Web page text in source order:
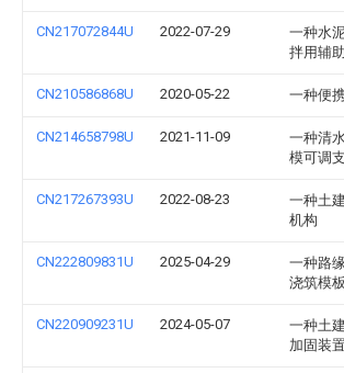
CN217072844U 2022-07-29
一种水
拌用辅
CN210586868U 2020-05-22 一种便
CN214658798U 2021-11-09
一种清
模可调
CN217267393U 2022-08-23
一种土
机构
CN222809831U 2025-04-29
一种路
浇筑模板
CN220909231U 2024-05-07
一种土
加固装